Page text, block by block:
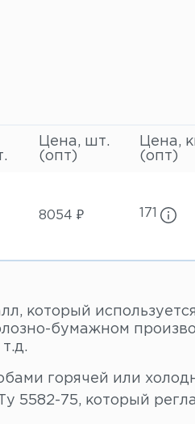
Цена, шт.
(опт)
Цена,
(опт)
8054 ₽ 171
который используется
бумажном
горячей или
75, который